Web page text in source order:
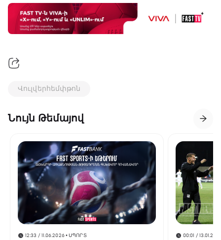
Վուլվերհեմփթոն
Նույն Թեմայով
12:33 / 11.06.2026• ՍՊՈՐՏ 00:01 /